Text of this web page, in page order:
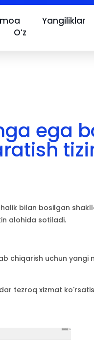
Yangiliklar
Oʻz
ega
bilan bosilgan
alohida sotiladi.
chiqarish uchun
tezroq xizmat